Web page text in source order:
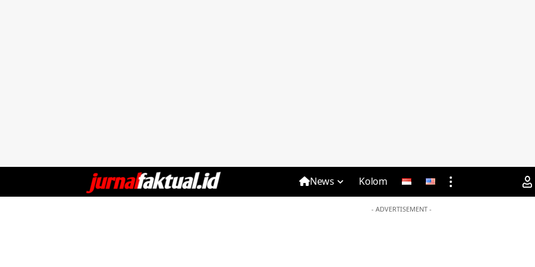
News Kolom
- ADVERTISEMENT -